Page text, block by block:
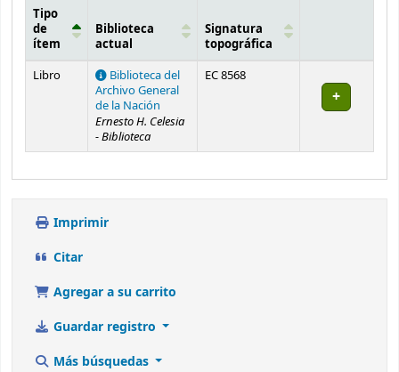
Existencias
Tipo
de
ítem
Biblioteca
actual
Signatura
topográfica
Libro
Biblioteca del
Archivo General
de la Nación
Ernesto H. Celesia
- Biblioteca
EC 8568
Imprimir
Citar
Agregar a su carrito
Guardar registro
Más búsquedas